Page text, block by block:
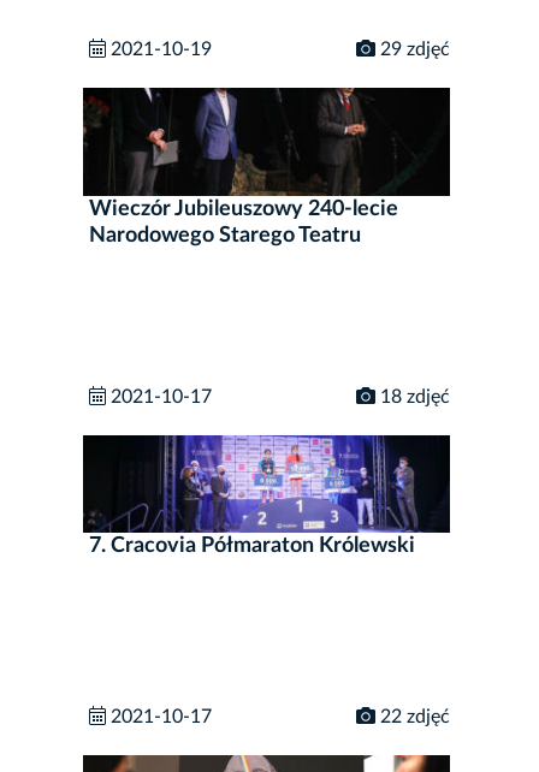
2021-10-19 29 zdjęć
Wieczór Jubileuszowy 240-lecie
Narodowego Starego Teatru
2021-10-17 18 zdjęć
7. Cracovia Półmaraton Królewski
2021-10-17 22 zdjęć